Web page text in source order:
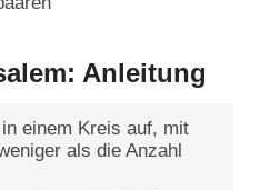
Anleitung
einem Kreis auf, mit
als die Anzahl